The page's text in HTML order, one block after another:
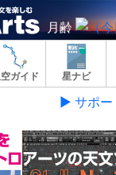
月齢
ガイド 星ナビ
▶ サポー